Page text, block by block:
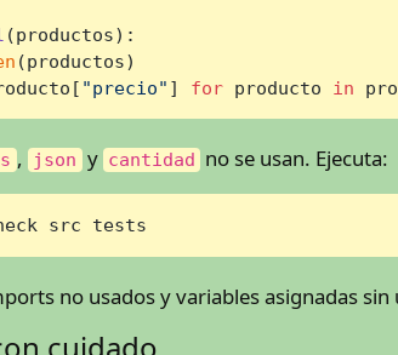
(productos):
(productos)
"precio" ] for producto in
, json y cantidad no se usan. Ejecuta:
src tests
no usados y variables asignadas sin